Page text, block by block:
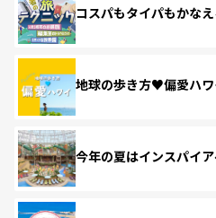
コスパもタイパもかな
地球の歩き方♥偏愛ハワ
今年の夏はインスパイア